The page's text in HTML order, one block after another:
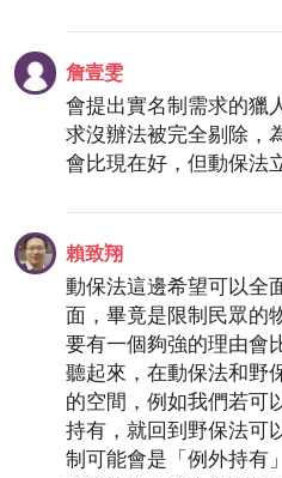
詹壹雯
會提出實名制需求的獵
求沒辦法被完全剔除，
會比現在好，但動保法
賴致翔
動保法這邊希望可以全
面，畢竟是限制民眾的
要有一個夠強的理由會
聽起來，在動保法和野
的空間，例如我們若可
持有，就回到野保法可
制可能會是「例外持有